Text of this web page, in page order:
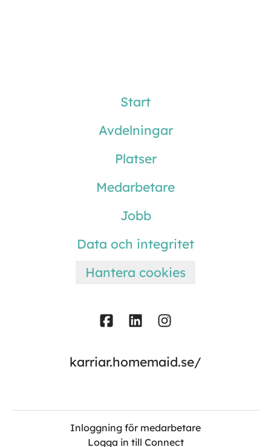
Start
Avdelningar
Platser
Medarbetare
Jobb
Data och integritet
Hantera cookies
karriar.homemaid.se/
Inloggning för medarbetare
Logga in till Connect